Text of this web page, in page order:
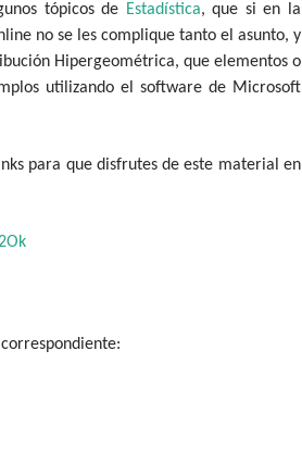
tópicos de Estadística, que si en la
no se les complique tanto el asunto, y
Hipergeométrica, que elementos o
utilizando el software de Microsoft
para que disfrutes de este material en